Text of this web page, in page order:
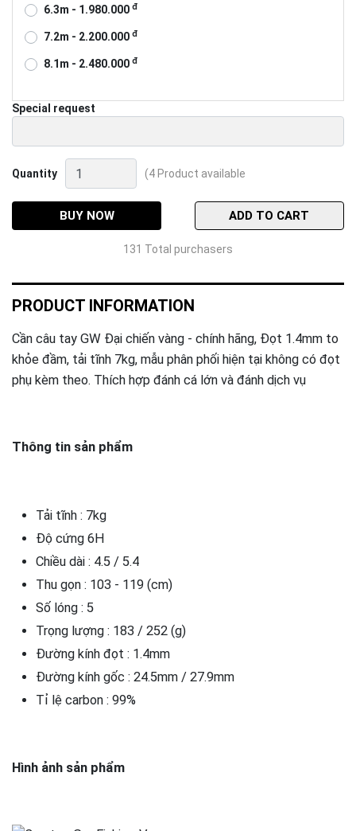
6.3m - 1.980.000 đ
7.2m - 2.200.000 đ
8.1m - 2.480.000 đ
Special request
Quantity
Cần
câu
Gw
(4 Product available
BUY NOW ADD TO CART
131 Total purchasers
PRODUCT INFORMATION
Cần câu tay GW Đại chiến vàng - chính hãng, Đọt 1.4mm to
khỏe đầm, tải tĩnh 7kg, mẫu phân phối hiện tại không có đọt
phụ kèm theo. Thích hợp đánh cá lớn và đánh dịch vụ
Thông tin sản phẩm
Tải tĩnh : 7kg
Độ cứng 6H
Chiều dài : 4.5 / 5.4
Thu gọn : 103 - 119 (cm)
Số lóng : 5
Trọng lượng : 183 / 252 (g)
Đường kính đọt : 1.4mm
Đường kính gốc : 24.5mm / 27.9mm
Tỉ lệ carbon : 99%
Hình ảnh sản phẩm